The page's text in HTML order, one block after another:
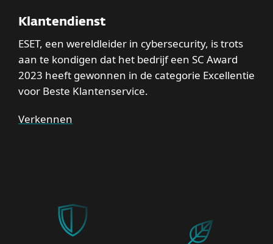
Klantendienst
ESET, een wereldleider in cybersecurity, is trots
aan te kondigen dat het bedrijf een SC Award
2023 heeft gewonnen in de categorie Excellentie
voor Beste Klantenservice.
Verkennen